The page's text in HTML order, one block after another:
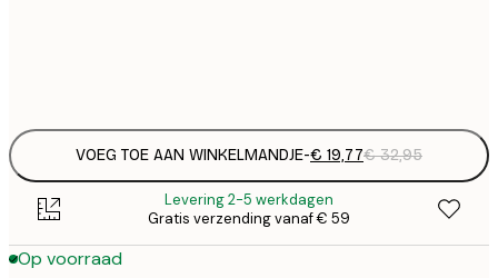
VOEG TOE AAN WINKELMANDJE-€ 19,77€ 32,95
Levering 2-5 werkdagen
Gratis verzending vanaf € 59
Op voorraad